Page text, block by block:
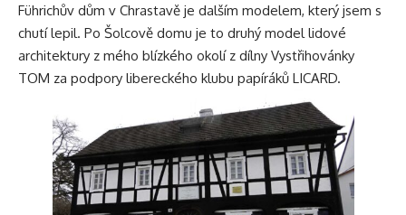
Führichův dům v Chrastavě je dalším modelem, který jsem s
chutí lepil. Po Šolcově domu je to druhý model lidové
architektury z mého blízkého okolí z dílny Vystřihovánky
TOM za podpory libereckého klubu papíráků LICARD.